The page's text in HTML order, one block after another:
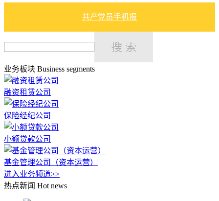
共产党员手机报
业务板块 Business segments
融资租赁公司
保险经纪公司
小额贷款公司
基金管理公司（资本运营）
进入业务频道>>
热点新闻 Hot news